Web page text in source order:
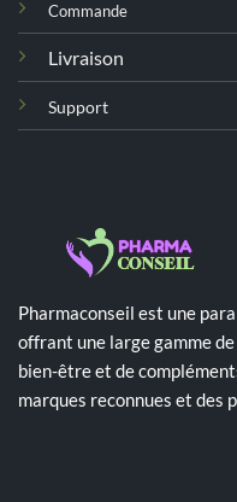
Commande
Livraison
Support
Pharmaconseil est une
offrant une large gamme
bien-être et de
marques reconnues et